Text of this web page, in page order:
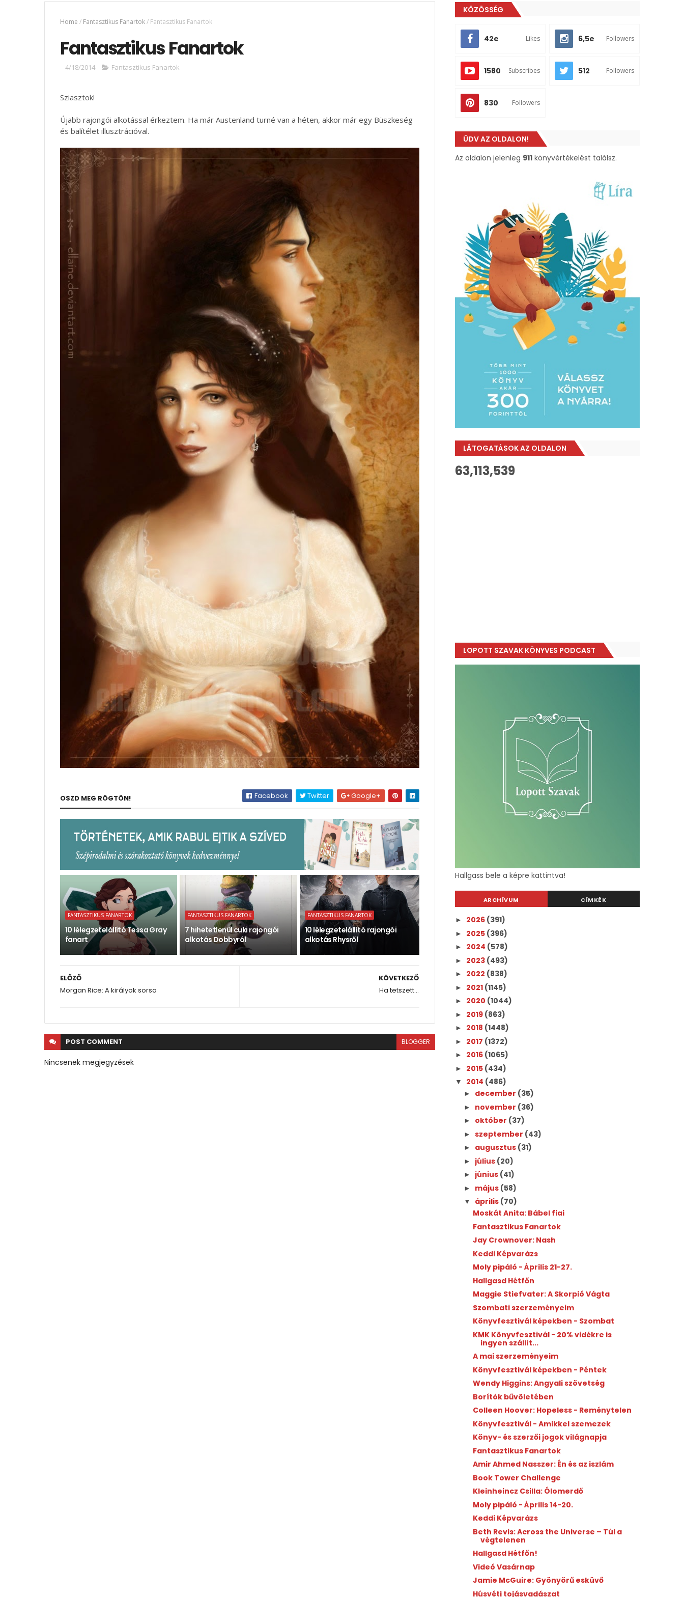
Home / Fantasztikus Fanartok/ Fantasztikus Fanartok
Fantasztikus Fanartok
4/18/2014 Fantasztikus Fanartok
Sziasztok!
Újabb rajongói alkotással érkeztem. Ha már Austenland turné van a héten, akkor már egy Büszkeség
és balítélet illusztrációval.
OSZD MEG RÖGTÖN! Facebook Twitter Google+
FANTASZTIKUS FANARTOK
10 lélegzetelállító Tessa Gray
fanart
FANTASZTIKUS FANARTOK
7 hihetetlenül cuki rajongói
alkotás Dobbyról
FANTASZTIKUS FANARTOK
10 lélegzetelállító rajongói
alkotás Rhysről
KÖVETKEZŐ
Ha tetszett...
ELŐZŐ
Morgan Rice: A királyok sorsa
POST COMMENT BLOGGER
Nincsenek megjegyzések
KÖZÖSSÉG
42e Likes 6,5e Followers
1580 Subscribes 512 Followers
830 Followers
ÜDV AZ OLDALON!
Az oldalon jelenleg 911 könyvértékelést találsz.
LÁTOGATÁSOK AZ OLDALON
63,113,539
LOPOTT SZAVAK KÖNYVES PODCAST
Hallgass bele a képre kattintva!
ARCHÍVUM CÍMKÉK
► 2026 (391)
► 2025 (396)
► 2024 (578)
► 2023 (493)
► 2022 (838)
► 2021 (1145)
► 2020 (1044)
► 2019 (863)
► 2018 (1448)
► 2017 (1372)
► 2016 (1065)
► 2015 (434)
▼ 2014 (486)
► december (35)
► november (36)
► október (37)
►szeptember (43)
► augusztus (31)
► július (20)
► június (41)
► május (58)
▼ április (70)
Moskát Anita: Bábel fiai
Fantasztikus Fanartok
Jay Crownover: Nash
Keddi Képvarázs
Moly pipáló - Április 21-27.
Hallgasd Hétfőn
Maggie Stiefvater: A Skorpió Vágta
Szombati szerzeményeim
Könyvfesztivál képekben - Szombat
KMK Könyvfesztivál - 20% vidékre is
ingyen szállít...
A mai szerzeményeim
Könyvfesztivál képekben - Péntek
Wendy Higgins: Angyali szövetség
Borítók bűvöletében
Colleen Hoover: Hopeless - Reménytelen
Könyvfesztivál - Amikkel szemezek
Könyv- és szerzői jogok világnapja
Fantasztikus Fanartok
Amir Ahmed Nasszer: Én és az iszlám
Book Tower Challenge
Kleinheincz Csilla: Ólomerdő
Moly pipáló - Április 14-20.
Keddi Képvarázs
Beth Revis: Across the Universe – Túl a
végtelenen
Hallgasd Hétfőn!
Videó Vasárnap
Jamie McGuire: Gyönyörű esküvő
Húsvéti tojásvadászat